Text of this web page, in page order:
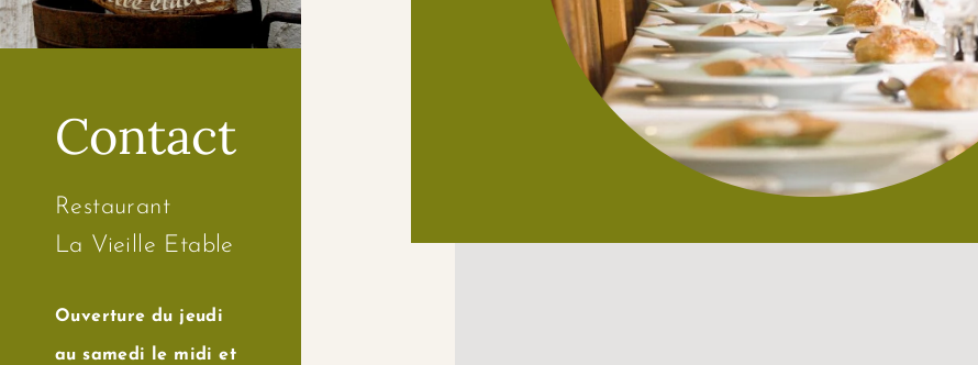
Contact
Restaurant
La Vieille Etable
Ouverture du jeudi
au samedi le midi et